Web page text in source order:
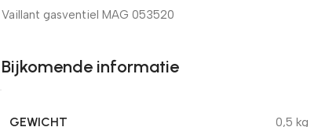
Vaillant gasventiel MAG 053520
Bijkomende informatie
GEWICHT 0,5 kg